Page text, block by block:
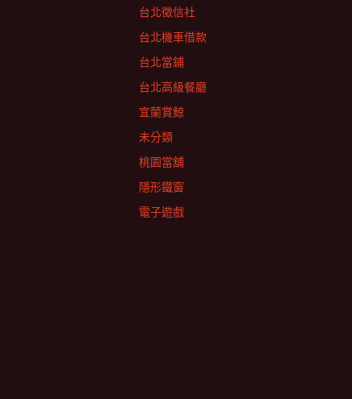
台北徵信社
台北機車借款
台北當鋪
台北高級餐廳
宜蘭賞鯨
未分類
桃園當舖
隱形鐵窗
電子遊戲